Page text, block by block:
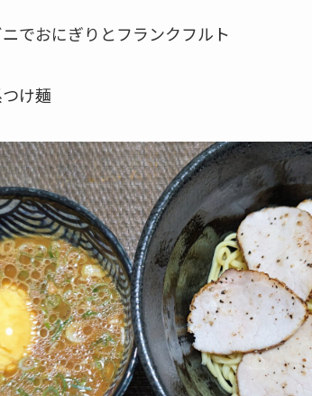
でおにぎりとフランクフルト
け麺